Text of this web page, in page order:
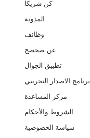
كن شريكا
المدونة
وظائف
عن صحصح
تطبيق الجوال
برنامج الاصدار التجريبي
مركز المساعدة
الشروط والأحكام
سياسة الخصوصية